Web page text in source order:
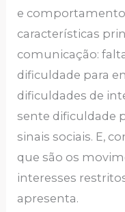
e
características
comunicação:
dificuldade para
dificuldades de
sente dificuldade
sinais sociais. E,
que são os
interesses
apresenta.